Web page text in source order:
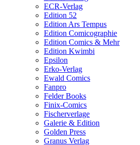
ECR-Verlag
Edition 52
Edition Ars Tempus
Edition Comicographie
Edition Comics & Mehr
Edition Kwimbi
Epsilon
Erko-Verlag
Ewald Comics
Fanpro
Felder Books
Finix-Comics
Fischerverlage
Galerie & Edition
Golden Press
Granus Verlag